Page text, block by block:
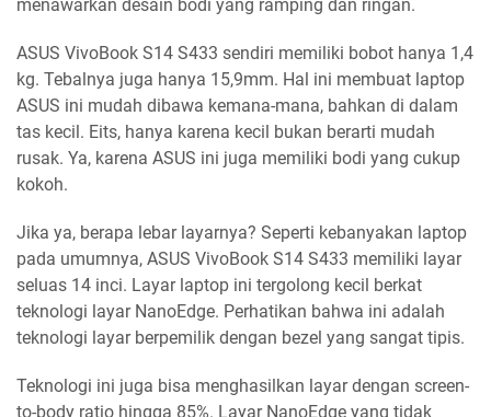
menawarkan desain bodi yang ramping dan ringan.
ASUS VivoBook S14 S433 sendiri memiliki bobot hanya 1,4
kg. Tebalnya juga hanya 15,9mm. Hal ini membuat laptop
ASUS ini mudah dibawa kemana-mana, bahkan di dalam
tas kecil. Eits, hanya karena kecil bukan berarti mudah
rusak. Ya, karena ASUS ini juga memiliki bodi yang cukup
kokoh.
Jika ya, berapa lebar layarnya? Seperti kebanyakan laptop
pada umumnya, ASUS VivoBook S14 S433 memiliki layar
seluas 14 inci. Layar laptop ini tergolong kecil berkat
teknologi layar NanoEdge. Perhatikan bahwa ini adalah
teknologi layar berpemilik dengan bezel yang sangat tipis.
Teknologi ini juga bisa menghasilkan layar dengan screen-
to-body ratio hingga 85%. Layar NanoEdge yang tidak